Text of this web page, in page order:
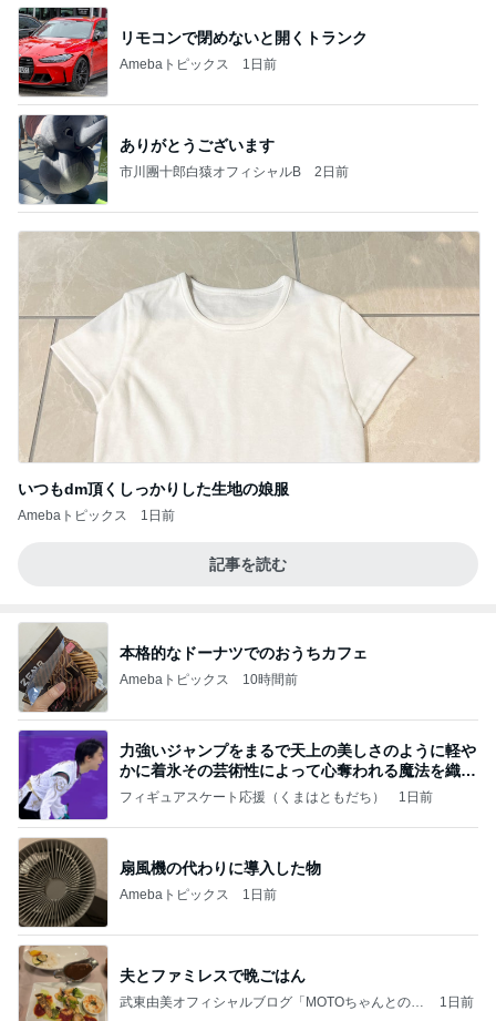
リモコンで閉めないと開くトランク
Amebaトピックス 1日前
ありがとうございます
市川團十郎白猿オフィシャルB 2日前
いつもdm頂くしっかりした生地の娘服
Amebaトピックス 1日前
記事を読む
本格的なドーナツでのおうちカフェ
Amebaトピックス 10時間前
力強いジャンプをまるで天上の美しさのように軽や
かに着氷その芸術性によって心奪われる魔法を織り
なす
フィギュアスケート応援（くまはともだち） 1日前
扇風機の代わりに導入した物
Amebaトピックス 1日前
夫とファミレスで晩ごはん
武東由美オフィシャルブログ「MOTOちゃんとのは
1日前